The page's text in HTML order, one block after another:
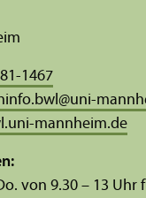
1467
@uni-
mannheim.de
von 9.30 – 13 Uhr